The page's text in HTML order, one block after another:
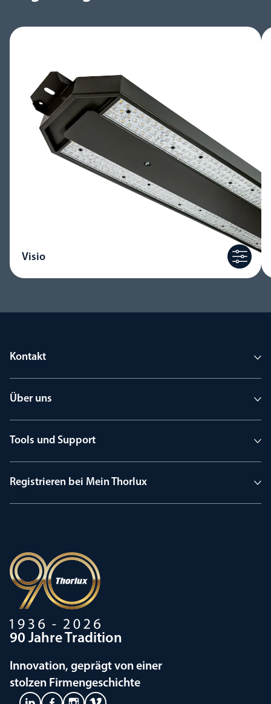
Visio
Kontakt
Über uns
Tools und Support
Registrieren bei Mein Thorlux
90 Jahre Tradition
Innovation, geprägt von einer
stolzen Firmengeschichte